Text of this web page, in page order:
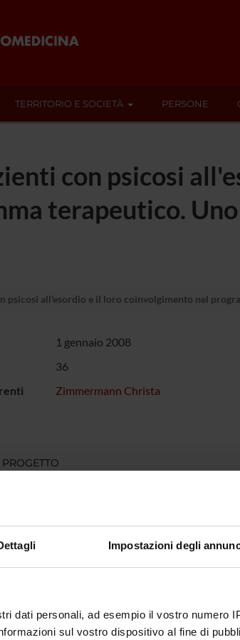
Impostazioni degli
dati personali, ad esempio il vostro numero
sul vostro dispositivo al fine di
TERRITORIO E SOCIETÀ PERSONE
con psicosi
terapeutico.
psicosi all'esordio e il loro coinvolgimento nel
1 gennaio 2008
36
Zimmermann Christa
DAL PROGETTO